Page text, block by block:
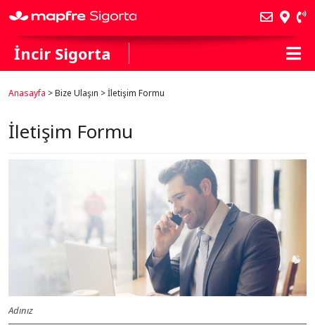
İncir Sigorta
Anasayfa > Bize Ulaşın > İletişim Formu
İletişim Formu